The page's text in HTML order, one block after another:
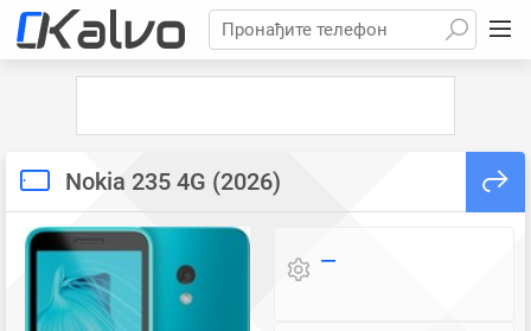
Пронађите телефон
Nokia 235 4G (2026)
Оперативни систем
—